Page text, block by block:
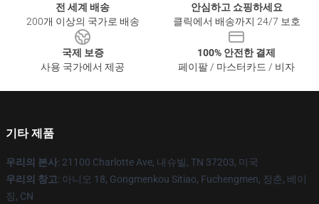
전 세계 배송
200개 이상의 국가로 배송
안심하고 쇼핑하세요
클릭에서 배송까지 24/7 보호
국제 보증
사용 국가에서 제공
100% 안전한 결제
페이팔 / 마스터카드 / 비자
기타 제품
우리의 본사: 21100 Charlotte Ave, 내슈빌, TN 37203, 미국
우리의 창고: 아니오 18, Gongmenkou Sitiao, Fuchengmen, 장춘, 베이
징, CN